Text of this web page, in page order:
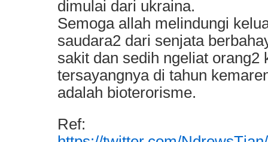
dimulai dari ukraina.
Semoga allah melindungi
saudara2 dari senjata
sakit dan sedih ngeliat orang2
tersayangnya di tahun
adalah bioterorisme.
Ref: